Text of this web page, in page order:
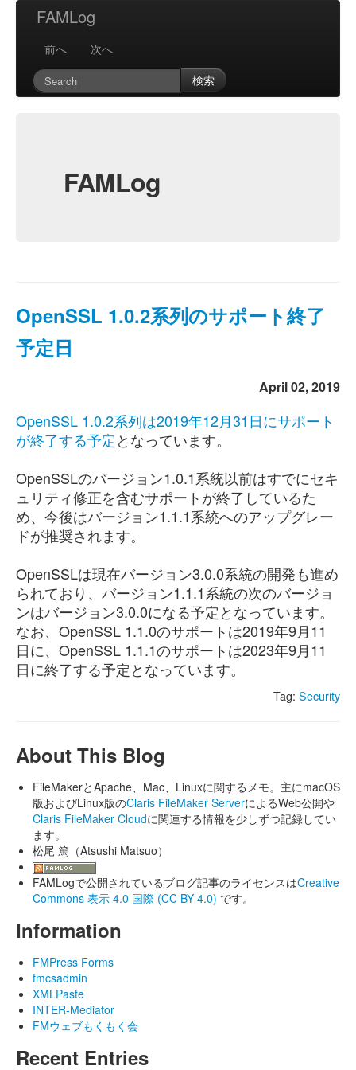
FAMLog
前へ
次へ
検索
FAMLog
OpenSSL 1.0.2系列のサポート終了
予定日
April 02, 2019
OpenSSL 1.0.2系列は2019年12月31日にサポート
が終了する予定となっています。
OpenSSLのバージョン1.0.1系統以前はすでにセキ
ュリティ修正を含むサポートが終了しているた
め、今後はバージョン1.1.1系統へのアップグレー
ドが推奨されます。
OpenSSLは現在バージョン3.0.0系統の開発も進め
られており、バージョン1.1.1系統の次のバージョ
ンはバージョン3.0.0になる予定となっています。
なお、OpenSSL 1.1.0のサポートは2019年9月11
日に、OpenSSL 1.1.1のサポートは2023年9月11
日に終了する予定となっています。
Tag: Security
About This Blog
FileMakerとApache、Mac、Linuxに関するメモ。主にmacOS
版およびLinux版のClaris FileMaker ServerによるWeb公開や
Claris FileMaker Cloudに関連する情報を少しずつ記録してい
ます。
松尾 篤（Atsushi Matsuo）
FAMLogで公開されているブログ記事のライセンスはCreative
Commons 表示 4.0 国際 (CC BY 4.0) です。
Information
FMPress Forms
fmcsadmin
XMLPaste
INTER-Mediator
FMウェブもくもく会
Recent Entries